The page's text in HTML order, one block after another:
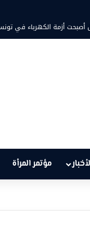
أصبحت أزمة الكهرباء في
مؤتمر المرأة